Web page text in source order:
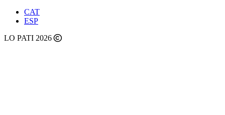
CAT
ESP
LO PATI 2026